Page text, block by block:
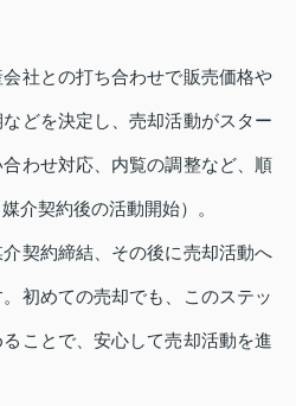
社との打ち合わせで販売価格や
どを決定し、売却活動がスター
わせ対応、内覧の調整など、順
介契約後の活動開始）。
契約締結、その後に売却活動へ
初めての売却でも、このステッ
ことで、安心して売却活動を進